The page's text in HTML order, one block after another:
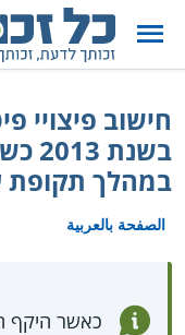
חישוב פיצויי
במהלך תקופת
الصفحة بالعربية
כאשר היקף